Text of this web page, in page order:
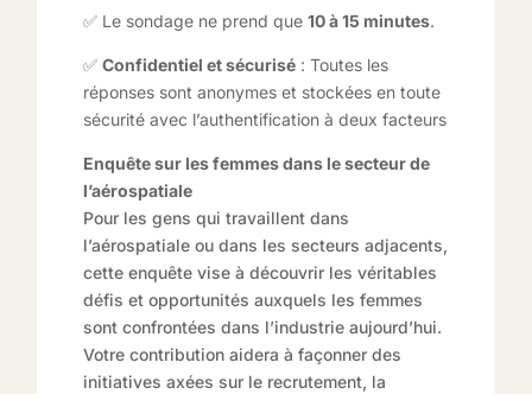
✅ Le sondage ne prend que 10 à 15 minutes.
✅ Confidentiel et sécurisé: Toutes les
réponses sont anonymes et stockées en toute
sécurité avec l’authentification à deux facteurs
Enquête sur les femmes dans le secteur de
l’aérospatiale
Pour les gens qui travaillent dans
l’aérospatiale ou dans les secteurs adjacents,
cette enquête vise à découvrir les véritables
défis et opportunités auxquels les femmes
sont confrontées dans l’industrie aujourd’hui.
Votre contribution aidera à façonner des
initiatives axées sur le recrutement, la